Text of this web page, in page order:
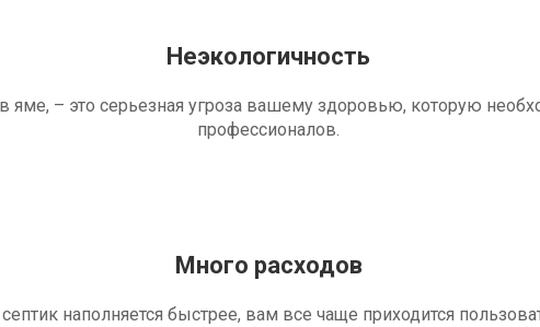
Неэкологичность
яме, – это серьезная угроза вашему здоровью, которую
профессионалов.
Много расходов
наполняется быстрее, вам все чаще приходится